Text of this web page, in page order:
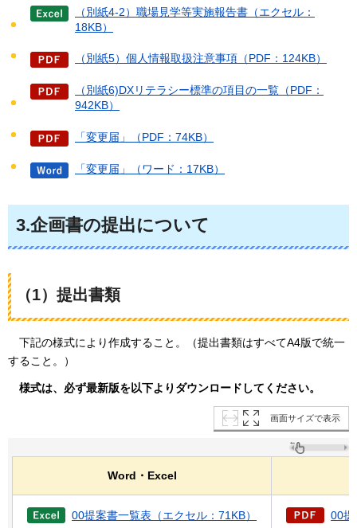
（別紙4-2）職場見学等実施報告書（エクセル：
18KB）
（別紙5）個人情報取扱注意事項（PDF：124KB）
（別紙6)DXリテラシー標準の項目の一覧（PDF：
942KB）
「変更届」（PDF：74KB）
「変更届」（ワード：17KB）
3.企画書の提出について
（1）提出書類
下記の様式により作成すること。（提出書類はすべてA4版で統一
すること。）
様式は、必ず最新版を以下よりダウンロードしてください。
画面サイズで表示
Word・Excel
00提案書一覧表（エクセル：71KB） 00提